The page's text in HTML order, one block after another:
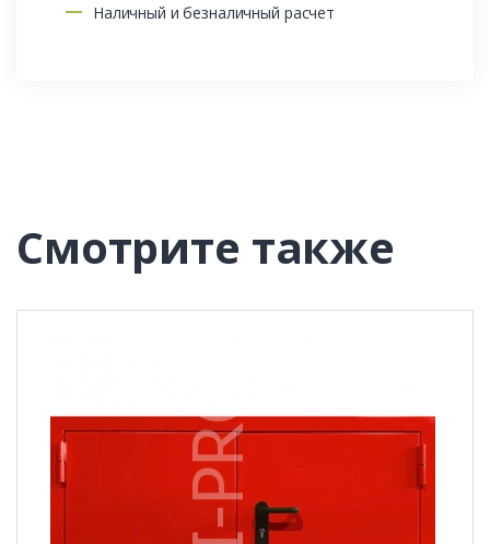
Наличный и безналичный расчет
Смотрите также